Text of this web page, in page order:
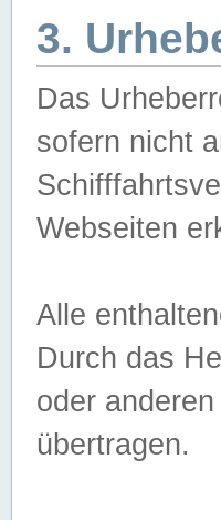
3.
Das
sofern nicht
Webseiten
Alle
Durch das
oder
übertragen.